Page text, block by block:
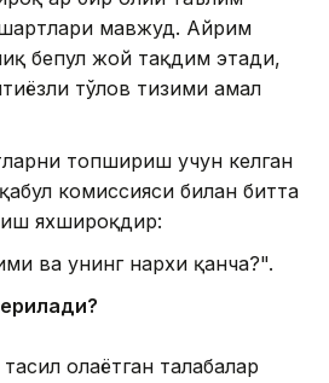
мавжуд. Айрим
бепул жой тақдим этади,
тўлов тизими амал
топшириш учун келган
комиссияси билан битта
яхшироқдир:
ва унинг нархи қанча?".
олаётган талабалар